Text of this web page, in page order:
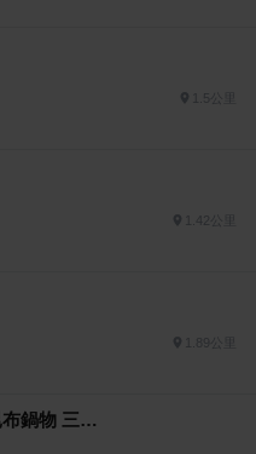
1.5公里
1.42公里
1.89公里
加分100%浜中特選昆布鍋物 三重正義店